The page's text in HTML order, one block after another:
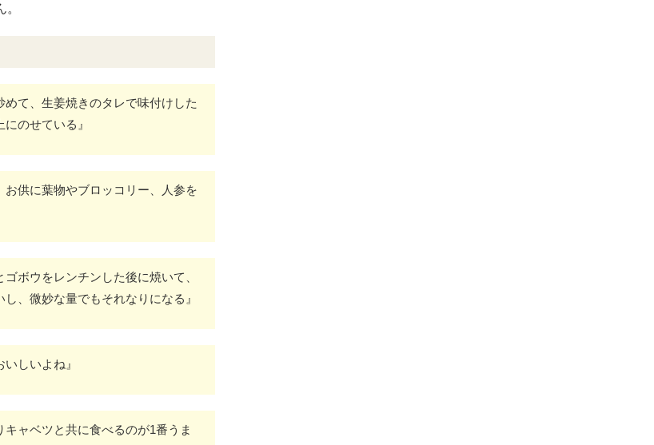
めて、生姜焼きのタレで味付けした
のせている』
お供に葉物やブロッコリー、人参を
ボウをレンチンした後に焼いて、
、微妙な量でもそれなりになる』
しいよね』
キャベツと共に食べるのが1番うま